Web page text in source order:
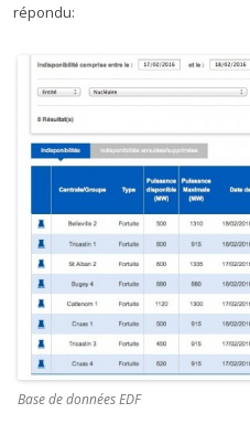
répondu:
Base de données EDF